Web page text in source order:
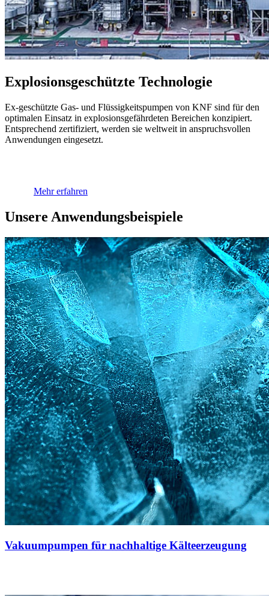
Explosionsge­schützte Technologie
Ex-geschützte Gas- und Flüssigkeitspumpen von KNF sind für den
optimalen Einsatz in explosionsgefährdeten Bereichen konzipiert.
Entsprechend zertifiziert, werden sie weltweit in anspruchsvollen
Anwendungen eingesetzt.
Mehr erfahren
Unsere Anwendungsbeispiele
Vakuumpumpen für nachhaltige Kälteerzeugung